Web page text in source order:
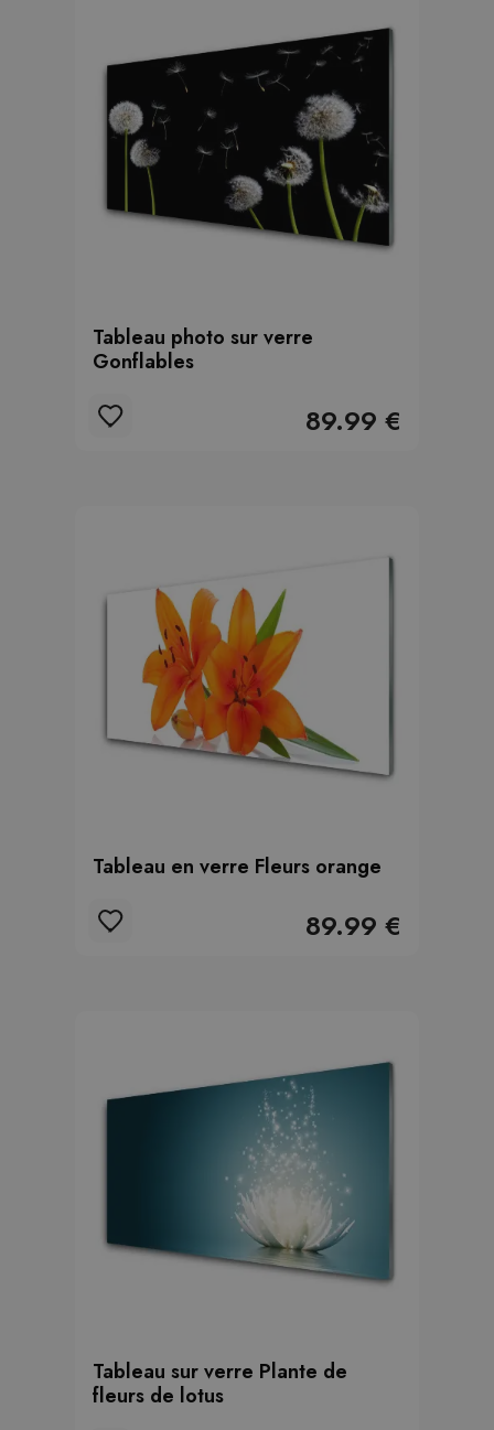
Tableau photo sur verre
Gonflables
89.99 €
Tableau en verre Fleurs orange
89.99 €
Tableau sur verre Plante de
fleurs de lotus